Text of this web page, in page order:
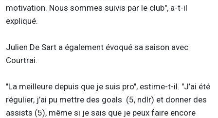
motivation. Nous sommes suivis par le club", a-t-il
expliqué.
Julien De Sart a également évoqué sa saison avec
Courtrai.
"La meilleure depuis que je suis pro", estime-t-il. "J’ai été
régulier, j’ai pu mettre des goals (5, ndlr) et donner des
assists (5), même si je sais que je peux faire encore